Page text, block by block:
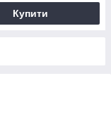
Купити